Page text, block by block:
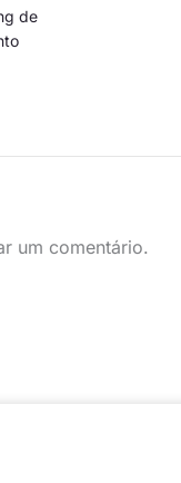
de
um comentário.